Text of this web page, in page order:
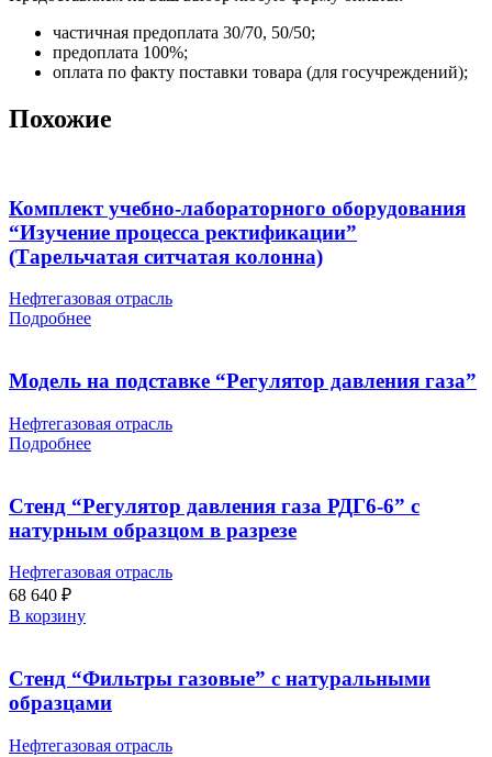
частичная предоплата 30/70, 50/50;
предоплата 100%;
оплата по факту поставки товара (для госучреждений);
Похожие
Комплект учебно-лабораторного оборудования
“Изучение процесса ректификации”
(Тарельчатая ситчатая колонна)
Нефтегазовая отрасль
Подробнее
Модель на подставке “Регулятор давления газа”
Нефтегазовая отрасль
Подробнее
Стенд “Регулятор давления газа РДГ6-6” с
натурным образцом в разрезе
Нефтегазовая отрасль
68 640 ₽
В корзину
Стенд “Фильтры газовые” с натуральными
образцами
Нефтегазовая отрасль